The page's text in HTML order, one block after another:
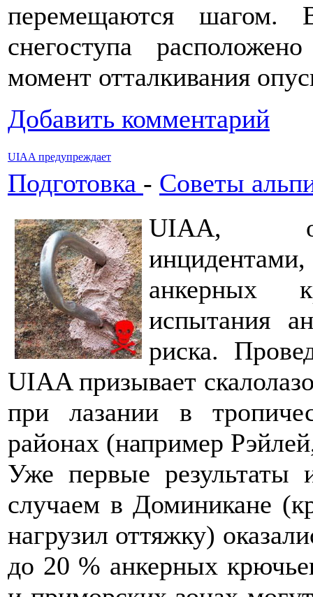
перемещаются шагом.
снегоступа
момент отталкивания
Добавить комментарий
UIAA предупреждает
Подготовка - Советы
UIAA,
анкерных
испытания
риска.
UIAA призывает
при лазании в
районах (например
Уже первые результаты
случаем в Доминикане
нагрузил оттяжку)
до 20 % анкерных